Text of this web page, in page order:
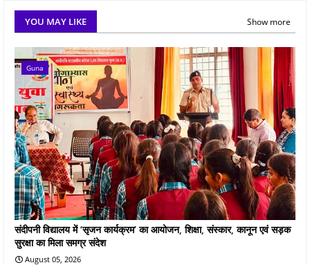
YOU MAY LIKE Show more
Guna
संदीपनी विद्यालय में ‘सृजन कार्यक्रम’ का आयोजन, शिक्षा, संस्कार, कानून एवं सड़क
सुरक्षा का मिला समग्र संदेश
August 05, 2026